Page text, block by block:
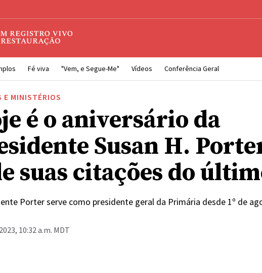
Fé viva "Vem, e Segue-Me" Vídeos Conferência Geral
E MINISTÉRIOS
é o aniversário da
Susan H.
suas citações do
Porter serve como presidente geral da Primária desde 1º de
10:32 a.m. MDT